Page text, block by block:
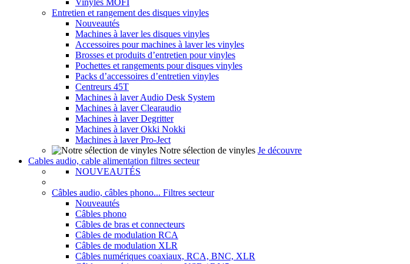
Vinyles MOFI
Entretien et rangement des disques vinyles
Nouveautés
Machines à laver les disques vinyles
Accessoires pour machines à laver les vinyles
Brosses et produits d’entretien pour vinyles
Pochettes et rangements pour disques vinyles
Packs d’accessoires d’entretien vinyles
Centreurs 45T
Machines à laver Audio Desk System
Machines à laver Clearaudio
Machines à laver Degritter
Machines à laver Okki Nokki
Machines à laver Pro-Ject
Notre sélection de vinyles Je découvre
Cables audio, cable alimentation filtres secteur
NOUVEAUTÉS
Câbles audio, câbles phono... Filtres secteur
Nouveautés
Câbles phono
Câbles de bras et connecteurs
Câbles de modulation RCA
Câbles de modulation XLR
Câbles numériques coaxiaux, RCA, BNC, XLR